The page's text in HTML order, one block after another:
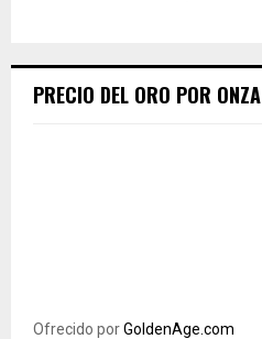
PRECIO DEL ORO POR ONZA
Ofrecido porGoldenAge.com